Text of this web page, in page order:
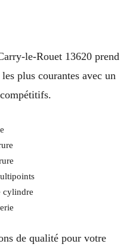
le-Rouet 13620 prend
plus courantes avec un
cylindre
de qualité pour votre